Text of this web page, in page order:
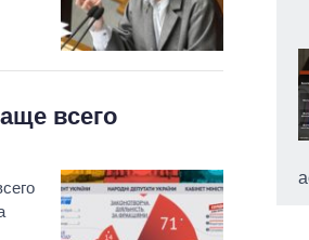
всего
От 1 месяца – до 5
лет: кто и как долго
должность